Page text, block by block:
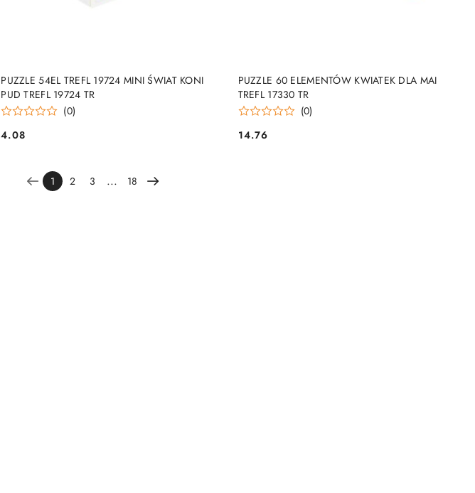
PUZZLE 54EL TREFL 19724 MINI ŚWIAT KONI
PUD TREFL 19724 TR
(0)
Cena:
4.08
PRODUKT NIEDOSTĘPNY
PUZZLE 60 ELEMENTÓW KWIATEK DLA MAI
TREFL 17330 TR
(0)
Cena:
14.76
PRODUKT NIEDOSTĘPNY
1 2 3 ... 18